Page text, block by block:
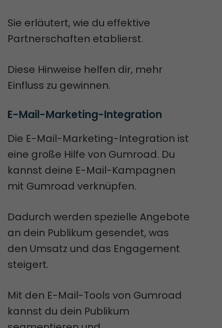
Sie erläutert, wie du effektive
Partnerschaften etablierst.
Diese Hinweise helfen dir, mehr
Einfluss zu gewinnen.
E-Mail-Marketing-Integration
Die E-Mail-Marketing-Integration ist
eine große Hilfe von Gumroad. Du
kannst deine E-Mail-Kampagnen
mit Gumroad verknüpfen.
Dadurch werden spezielle Angebote
an dein Publikum gesendet, was
den Umsatz und das Engagement
steigert.
Mit den E-Mail-Tools von Gumroad
kannst du dein Publikum